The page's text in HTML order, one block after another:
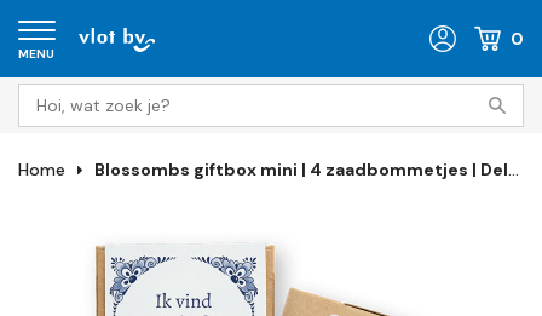
MENU
0
Home Blossombs giftbox mini | 4 zaadbommetjes | Delfts Blauw